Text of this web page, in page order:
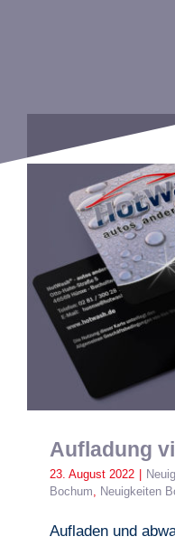
Aufladung
23. August 2022 |
Bochum
Neuigkeiten
Aufladen und